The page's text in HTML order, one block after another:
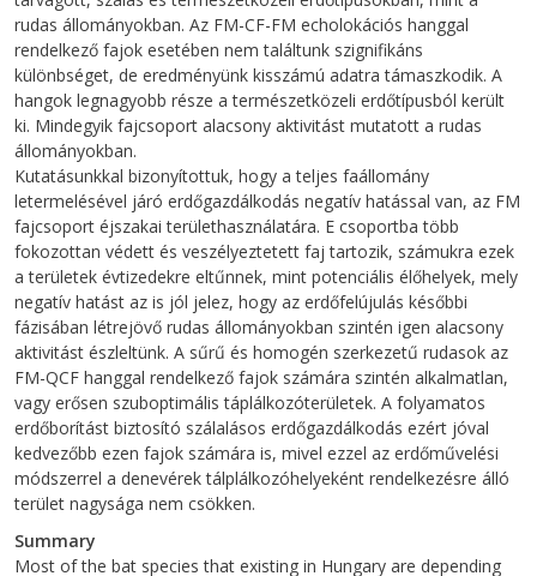
rudas állományokban. Az FM-CF-FM echolokációs hanggal
rendelkező fajok esetében nem találtunk szignifikáns
különbséget, de eredményünk kisszámú adatra támaszkodik. A
hangok legnagyobb része a természetközeli erdőtípusból került
ki. Mindegyik fajcsoport alacsony aktivitást mutatott a rudas
állományokban.
Kutatásunkkal bizonyítottuk, hogy a teljes faállomány
letermelésével járó erdőgazdálkodás negatív hatással van, az FM
fajcsoport éjszakai területhasználatára. E csoportba több
fokozottan védett és veszélyeztetett faj tartozik, számukra ezek
a területek évtizedekre eltűnnek, mint potenciális élőhelyek, mely
negatív hatást az is jól jelez, hogy az erdőfelújulás későbbi
fázisában létrejövő rudas állományokban szintén igen alacsony
aktivitást észleltünk. A sűrű és homogén szerkezetű rudasok az
FM-QCF hanggal rendelkező fajok számára szintén alkalmatlan,
vagy erősen szuboptimális táplálkozóterületek. A folyamatos
erdőborítást biztosító szálalásos erdőgazdálkodás ezért jóval
kedvezőbb ezen fajok számára is, mivel ezzel az erdőművelési
módszerrel a denevérek tálplálkozóhelyeként rendelkezésre álló
terület nagysága nem csökken.
Summary
Most of the bat species that existing in Hungary are depending